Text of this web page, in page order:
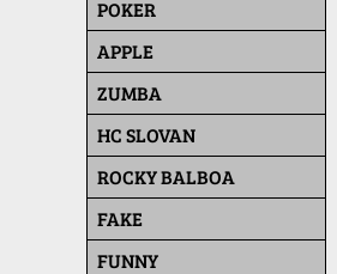
POKER
APPLE
ZUMBA
HC SLOVAN
ROCKY BALBOA
FAKE
FUNNY